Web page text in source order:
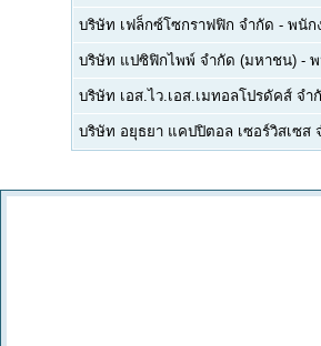
บริษัท เฟล็กซ์โซกราฟฟิก จำกัด - พนัก
บริษัท แปซิฟิกไพพ์ จำกัด (มหาชน) -
บริษัท เอส.ไว.เอส.เมทอลโปรดัคส์ จำ
บริษัท อยุธยา แคปปิตอล เซอร์วิสเซส